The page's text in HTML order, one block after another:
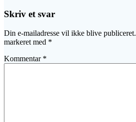
Skriv et svar
Din e-mailadresse vil ikke blive publiceret.
markeret med *
Kommentar *